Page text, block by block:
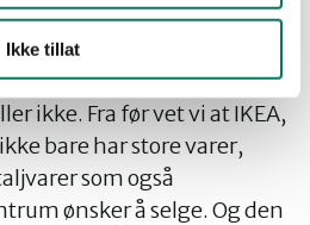
Ikke tillat
butikkene. Det eneste de i
gjennom Plan- og
området på Gulli skal
ikke. Fra før vet vi at IKEA,
bare har store varer,
som også
ønsker å selge. Og den